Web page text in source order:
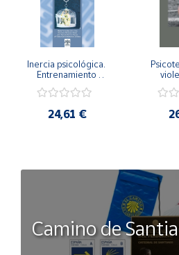
Inercia psicológica.
Entrenamiento
Igualdad de Género.
24,61 €
Camino de